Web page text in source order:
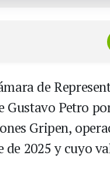
de
Gustavo Petro
Gripen,
2025 y cuyo